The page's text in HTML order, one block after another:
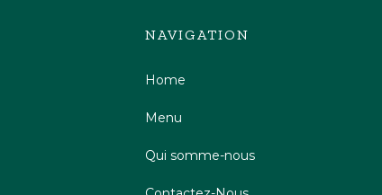
NAVIGATION
Home
Menu
Qui somme-nous